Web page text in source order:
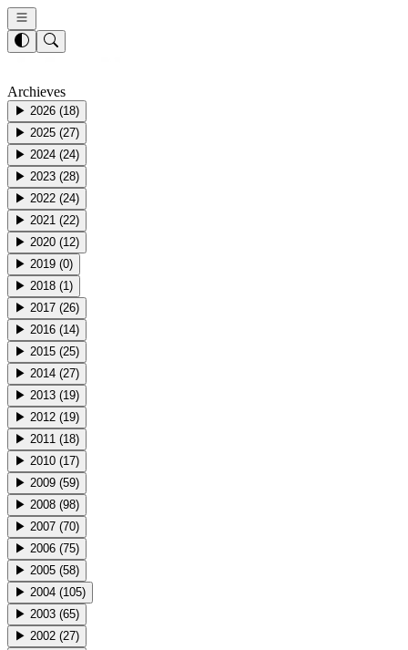
Archieves
▶ 2026 (18)
▶ 2025 (27)
▶ 2024 (24)
▶ 2023 (28)
▶ 2022 (24)
▶ 2021 (22)
▶ 2020 (12)
▶ 2019 (0)
▶ 2018 (1)
▶ 2017 (26)
▶ 2016 (14)
▶ 2015 (25)
▶ 2014 (27)
▶ 2013 (19)
▶ 2012 (19)
▶ 2011 (18)
▶ 2010 (17)
▶ 2009 (59)
▶ 2008 (98)
▶ 2007 (70)
▶ 2006 (75)
▶ 2005 (58)
▶ 2004 (105)
▶ 2003 (65)
▶ 2002 (27)